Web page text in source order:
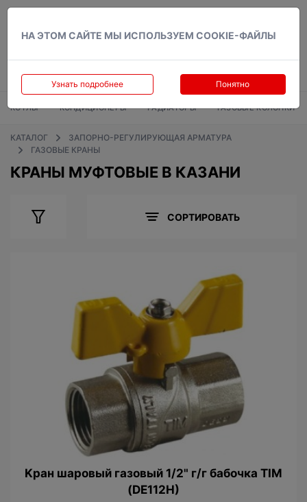
НА ЭТОМ САЙТЕ МЫ ИСПОЛЬЗУЕМ COOKIE-ФАЙЛЫ
Узнать подробнее Понятно
КОТЛЫ КОНДИЦИОНЕРЫ РАДИАТОРЫ ГАЗОВЫЕ КОЛОНКИ
КАТАЛОГ
ЗАПОРНО-РЕГУЛИРУЮЩАЯ АРМАТУРА
ГАЗОВЫЕ КРАНЫ
КРАНЫ МУФТОВЫЕ В КАЗАНИ
СОРТИРОВАТЬ
Kран шаровый гaзовый 1/2" г/г бабочка TIM
(DE112H)